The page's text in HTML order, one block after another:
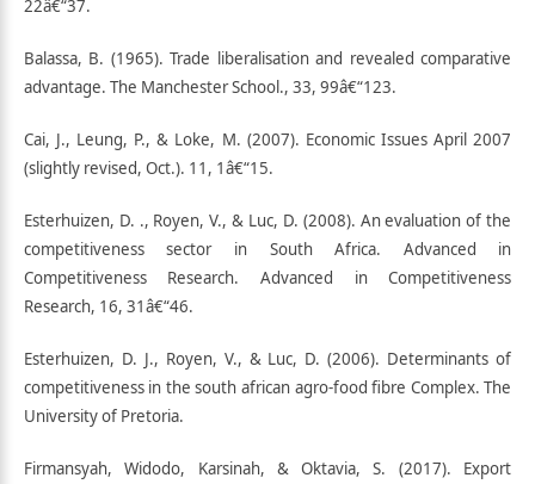
22â€“37.
Balassa, B. (1965). Trade liberalisation and revealed comparative
advantage. The Manchester School., 33, 99â€“123.
Cai, J., Leung, P., & Loke, M. (2007). Economic Issues April 2007
(slightly revised, Oct.). 11, 1â€“15.
Esterhuizen, D. ., Royen, V., & Luc, D. (2008). An evaluation of the
competitiveness sector in South Africa. Advanced in
Competitiveness Research. Advanced in Competitiveness
Research, 16, 31â€“46.
Esterhuizen, D. J., Royen, V., & Luc, D. (2006). Determinants of
competitiveness in the south african agro-food fibre Complex. The
University of Pretoria.
Firmansyah, Widodo, Karsinah, & Oktavia, S. (2017). Export